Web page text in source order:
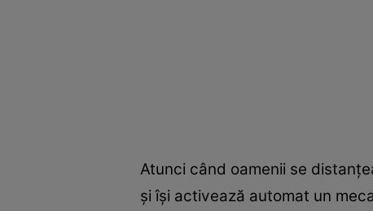
Atunci când oamenii se
şi îşi activează automat un